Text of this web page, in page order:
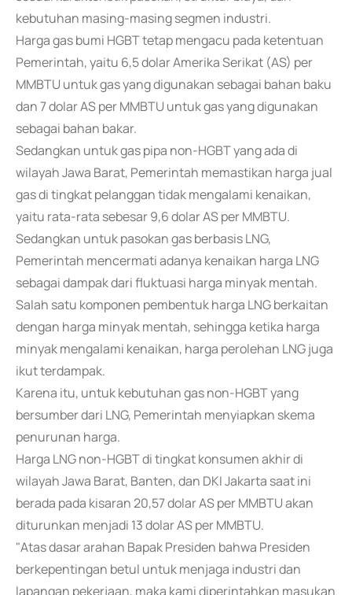
kebutuhan masing-masing segmen industri.
Harga gas bumi HGBT tetap mengacu pada ketentuan
Pemerintah, yaitu 6,5 dolar Amerika Serikat (AS) per
MMBTU untuk gas yang digunakan sebagai bahan baku
dan 7 dolar AS per MMBTU untuk gas yang digunakan
sebagai bahan bakar.
Sedangkan untuk gas pipa non-HGBT yang ada di
wilayah Jawa Barat, Pemerintah memastikan harga jual
gas di tingkat pelanggan tidak mengalami kenaikan,
yaitu rata-rata sebesar 9,6 dolar AS per MMBTU.
Sedangkan untuk pasokan gas berbasis LNG,
Pemerintah mencermati adanya kenaikan harga LNG
sebagai dampak dari fluktuasi harga minyak mentah.
Salah satu komponen pembentuk harga LNG berkaitan
dengan harga minyak mentah, sehingga ketika harga
minyak mengalami kenaikan, harga perolehan LNG juga
ikut terdampak.
Karena itu, untuk kebutuhan gas non-HGBT yang
bersumber dari LNG, Pemerintah menyiapkan skema
penurunan harga.
Harga LNG non-HGBT di tingkat konsumen akhir di
wilayah Jawa Barat, Banten, dan DKI Jakarta saat ini
berada pada kisaran 20,57 dolar AS per MMBTU akan
diturunkan menjadi 13 dolar AS per MMBTU.
"Atas dasar arahan Bapak Presiden bahwa Presiden
berkepentingan betul untuk menjaga industri dan
lapangan pekerjaan, maka kami diperintahkan masukan